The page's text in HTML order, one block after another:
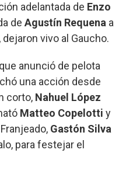
adelantada de Enzo
de Agustín Requena a
vivo al Gaucho.
anunció de pelota
una acción desde
corto, Nahuel López
Matteo Copelotti y
Gastón Silva
para festejar el